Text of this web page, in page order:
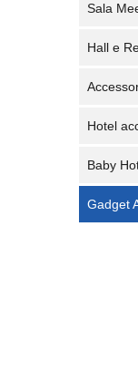
Sala
Hall e
Hotel
Baby
Gadget